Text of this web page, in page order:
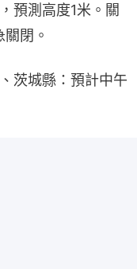
預測高度1米。關
閉。
茨城縣：預計中午